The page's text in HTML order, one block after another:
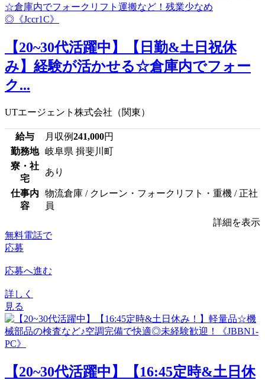
【20~30代活躍中】【日勤&土日祝休
み】経験が活かせる☆倉庫内でフォー
ク...
UTエージェント株式会社（関東）
給与 月収例241,000円
勤務地
岐阜県 揖斐川町
寮・社
宅
あり
仕事内
容
物流倉庫 / クレーン・フォークリフト・重機 / 正社
員
詳細を表示
無料電話で
応募
応募へ進む
詳しく
見る
【20~30代活躍中】【16:45定時&土日休